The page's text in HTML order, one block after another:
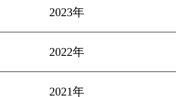
2023年
2022年
2021年